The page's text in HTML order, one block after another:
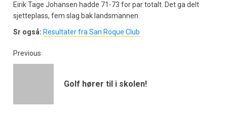
Eirik Tage Johansen hadde 71-73 for par totalt. Det ga delt
sjetteplass, fem slag bak landsmannen.
Sr også: Resultater fra San Roque Club
Previous
Golf hører til i skolen!